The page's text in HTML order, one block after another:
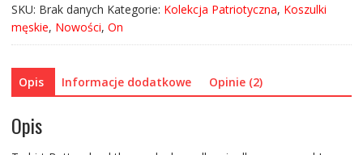
-
czarna
SKU: Brak danych Kategorie: Kolekcja Patriotyczna, Koszulki
męskie, Nowości, On
Opis Informacje dodatkowe Opinie (2)
Opis